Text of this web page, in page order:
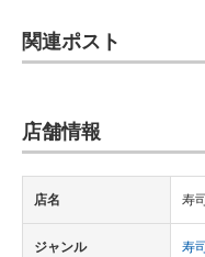
ちょっと気になるネット
関連ポスト
店舗情報
店名 寿
ジャンル 寿司